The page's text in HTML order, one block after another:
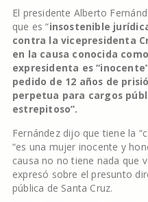
El presidente Alberto
que es “insostenible
contra la vicepresidenta
en la causa conocida
expresidenta es
pedido de 12 años de
perpetua para cargos
estrepitoso”.
Fernández dijo que tiene la
“es una mujer inocente y
causa no no tiene nada que
expresó sobre el presunto
pública de Santa Cruz.